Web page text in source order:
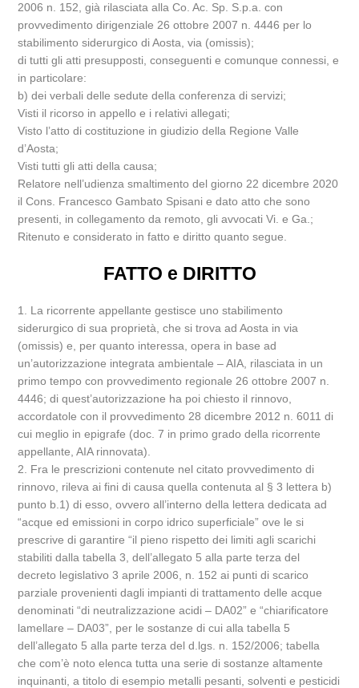
2006 n. 152, già rilasciata alla Co. Ac. Sp. S.p.a. con
provvedimento dirigenziale 26 ottobre 2007 n. 4446 per lo
stabilimento siderurgico di Aosta, via (omissis);
di tutti gli atti presupposti, conseguenti e comunque connessi, e
in particolare:
b) dei verbali delle sedute della conferenza di servizi;
Visti il ricorso in appello e i relativi allegati;
Visto l’atto di costituzione in giudizio della Regione Valle
d’Aosta;
Visti tutti gli atti della causa;
Relatore nell’udienza smaltimento del giorno 22 dicembre 2020
il Cons. Francesco Gambato Spisani e dato atto che sono
presenti, in collegamento da remoto, gli avvocati Vi. e Ga.;
Ritenuto e considerato in fatto e diritto quanto segue.
FATTO e DIRITTO
1. La ricorrente appellante gestisce uno stabilimento
siderurgico di sua proprietà, che si trova ad Aosta in via
(omissis) e, per quanto interessa, opera in base ad
un’autorizzazione integrata ambientale – AIA, rilasciata in un
primo tempo con provvedimento regionale 26 ottobre 2007 n.
4446; di quest’autorizzazione ha poi chiesto il rinnovo,
accordatole con il provvedimento 28 dicembre 2012 n. 6011 di
cui meglio in epigrafe (doc. 7 in primo grado della ricorrente
appellante, AIA rinnovata).
2. Fra le prescrizioni contenute nel citato provvedimento di
rinnovo, rileva ai fini di causa quella contenuta al § 3 lettera b)
punto b.1) di esso, ovvero all’interno della lettera dedicata ad
“acque ed emissioni in corpo idrico superficiale” ove le si
prescrive di garantire “il pieno rispetto dei limiti agli scarichi
stabiliti dalla tabella 3, dell’allegato 5 alla parte terza del
decreto legislativo 3 aprile 2006, n. 152 ai punti di scarico
parziale provenienti dagli impianti di trattamento delle acque
denominati “di neutralizzazione acidi – DA02” e “chiarificatore
lamellare – DA03”, per le sostanze di cui alla tabella 5
dell’allegato 5 alla parte terza del d.lgs. n. 152/2006; tabella
che com’è noto elenca tutta una serie di sostanze altamente
inquinanti, a titolo di esempio metalli pesanti, solventi e pesticidi